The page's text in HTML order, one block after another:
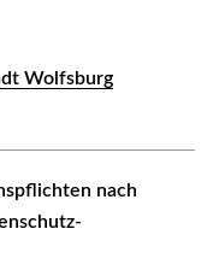
Wolfsburg
nach